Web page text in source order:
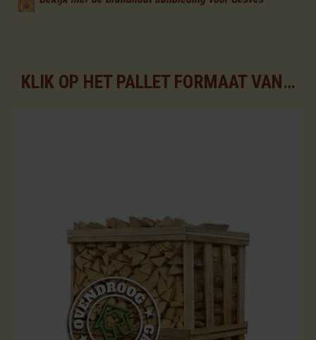
KLIK OP HET PALLET FORMAAT VAN UW KEUZE VOOR DE BESCHIKBARE ASSORTIMENTEN